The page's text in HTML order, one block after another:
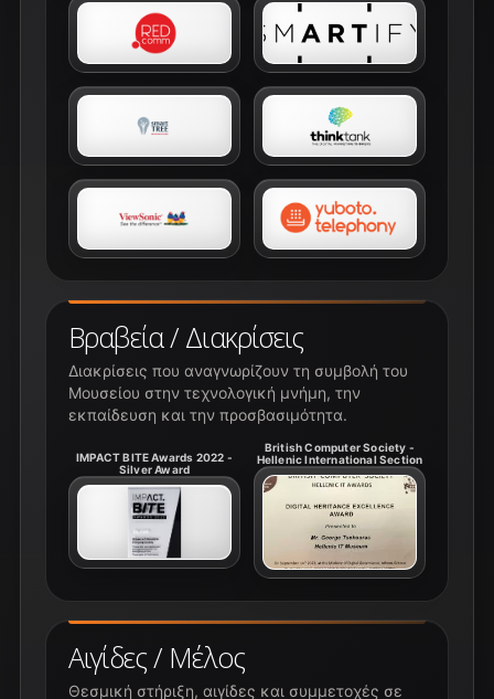
Αιγίδες / Μέλος
Θεσμική στήριξη, αιγίδες και συμμετοχές σε
Βραβεία / Διακρίσεις
Διακρίσεις που αναγνωρίζουν τη συμβολή του
Μουσείου στην τεχνολογική μνήμη, την
εκπαίδευση και την προσβασιμότητα.
IMPACT BITE Awards 2022 -
Silver Award
British Computer Society -
Hellenic International Section